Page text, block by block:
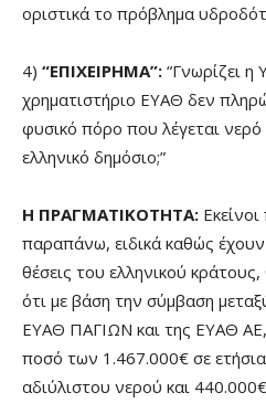
οριστικά το πρόβλημα
4) “ΕΠΙΧΕΙΡΗΜΑ”: “Γνωρίζει η
χρηματιστήριο ΕΥΑΘ δεν
φυσικό πόρο που λέγεται
ελληνικό δημόσιο;”
Η ΠΡΑΓΜΑΤΙΚΟΤΗΤΑ:
παραπάνω, ειδικά καθώς έχουν
θέσεις του ελληνικού
ότι με βάση την σύμβαση
ΕΥΑΘ ΠΑΓΙΩΝ και της ΕΥΑΘ ΑΕ,
ποσό των 1.467.000€ σε
αδιύλιστου νερού και